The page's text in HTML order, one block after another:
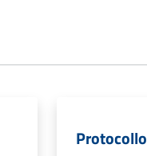
Protocollo